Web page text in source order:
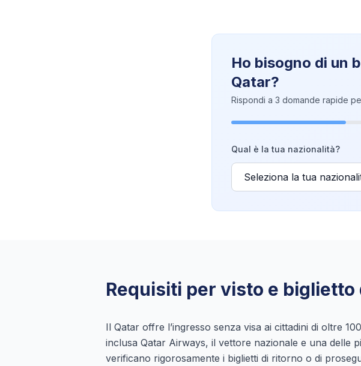
Ho bisogno di un
Qatar?
Rispondi a 3 domande rapide
Qual è la tua nazionalità?
Requisiti per visto e
Il Qatar offre l’ingresso senza visa ai cittadini di oltre
inclusa Qatar Airways, il vettore nazionale e una delle
verificano rigorosamente i biglietti di ritorno o di